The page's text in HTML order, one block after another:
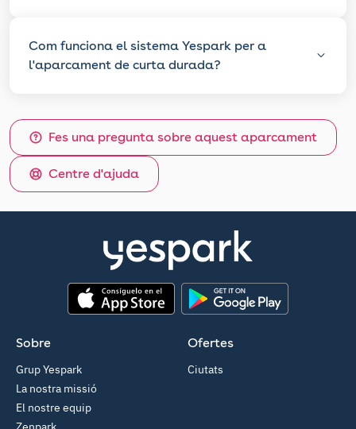
Com funciona el sistema Yespark per a
l'aparcament de curta durada?
Fes una pregunta sobre aquest aparcament
Centre d'ajuda
Sobre
Grup Yespark
La nostra missió
El nostre equip
Ofertes
Ciutats